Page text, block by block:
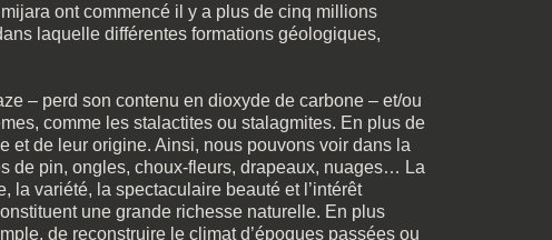
ont commencé il y a plus de cinq millions
laquelle différentes formations géologiques,
– perd son contenu en dioxyde de carbone – et/ou
comme les stalactites ou stalagmites. En plus de
et de leur origine. Ainsi, nous pouvons voir dans la
de pin, ongles, choux-fleurs, drapeaux, nuages… La
la variété, la spectaculaire beauté et l’intérêt
une grande richesse naturelle. En plus
de reconstruire le climat d’époques passées ou